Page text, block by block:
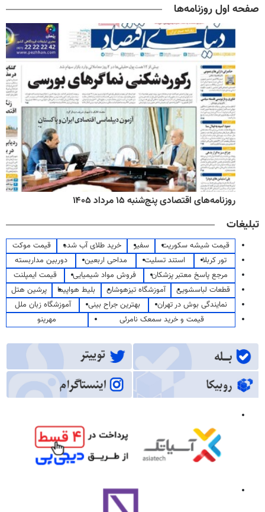
صفحه اول روزنامه‌ها
روزنامه‌های اقتصادی پنج‌شنبه ۱۵ مرداد ۱۴۰۵
تبلیغات
قیمت شیشه سکوریت سفیر خرید طلای آب شده
قیمت موکت
تور کربلا
استند تسلیت مداحی اربعین
دوربین مداربسته
مرجع پاسخ معتبر پزشکان
فروش مواد شیمیایی
قیمت ایمپلنت
قطعات لباسشویی
آموزشگاه تیزهوشان بلیط هواپیما
پرشین هتل
نمایندگی بوش در تهران
بهترین جراح بینی
آموزشگاه زبان ملل
قیمت و خرید سمعک نامرئی
مهرینو